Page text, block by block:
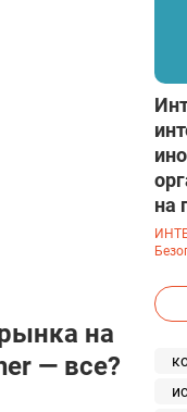
на
— все?
на